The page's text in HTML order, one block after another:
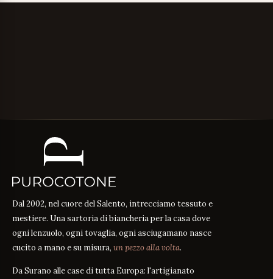
Dal 2002, nel cuore del Salento, intrecciamo tessuto e
mestiere. Una sartoria di biancheria per la casa dove
ogni lenzuolo, ogni tovaglia, ogni asciugamano nasce
cucito a mano e su misura, un pezzo alla volta.
Da Surano alle case di tutta Europa: l'artigianato